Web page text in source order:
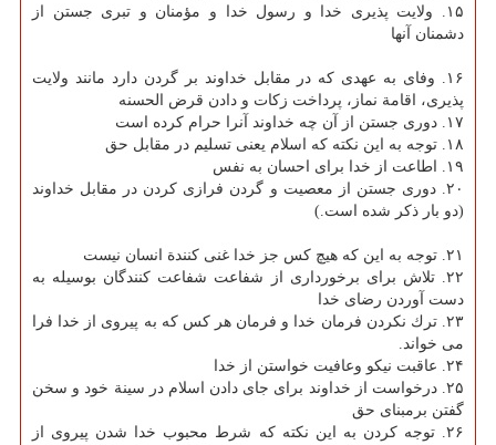
۱۵. ولایت پذیری خدا و رسول خدا و مؤمنان و تبری جستن از
دشمنان آنها
۱۶. وفای به عهدی كه در مقابل خداوند بر گردن دارد مانند ولایت
پذیری، اقامة نماز، پرداخت زكات و دادن قرض الحسنه
۱۷. دوری جستن از آن چه خداوند آنرا حرام كرده است
۱۸. توجه به این نكته كه اسلام یعنی تسلیم در مقابل حق
۱۹. اطاعت از خدا برای احسان به نفس
۲۰. دوری جستن از معصیت و گردن فرازی كردن در مقابل خداوند
(دو بار ذكر شده است.)
۲۱. توجه به این كه هیچ كس جز خدا غنی كنندة انسان نیست
۲۲. تلاش برای برخورداری از شفاعت شفاعت كنندگان بوسیله به
دست آوردن رضای خدا
۲۳. ترك نكردن فرمان خدا و فرمان هر كس كه به پیروی از خدا فرا
می خواند.
۲۴. عاقبت نیكو وعافیت خواستن از خدا
۲۵. درخواست از خداوند برای جای دادن اسلام در سینة خود و سخن
گفتن برمبنای حق
۲۶. توجه كردن به این نكته كه شرط محبوب خدا شدن پیروی از